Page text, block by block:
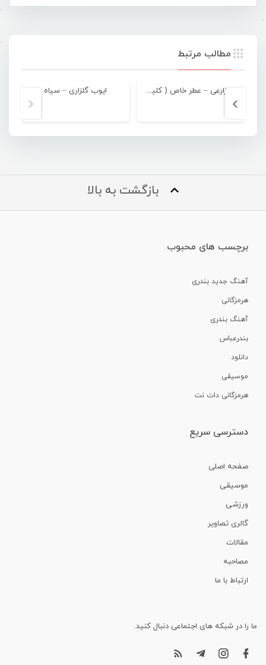
مطالب مرتبط
علی زارعی – عطر خاص ( کلیپ ) ایوب گلزاری – سیاه
بازگشت به بالا
برچسب های محبوب
آهنگ جدید بندری
هرمزگانی
آهنگ بندری
بندرعباس
دانلود
موسیقی
هرمزگانی دات نت
دسترسی سریع
صفحه اصلی
موسیقی
ورزشی
گالری تصاویر
مقالات
مصاحبه
ارتباط با ما
ما را در شبکه های اجتماعی دنبال کنید.